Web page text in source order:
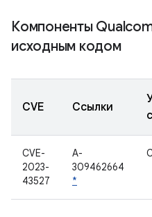
Компоненты
исходным кодом
CVE Ссылки
CVE-
2023-
43527
A-
309462664
*